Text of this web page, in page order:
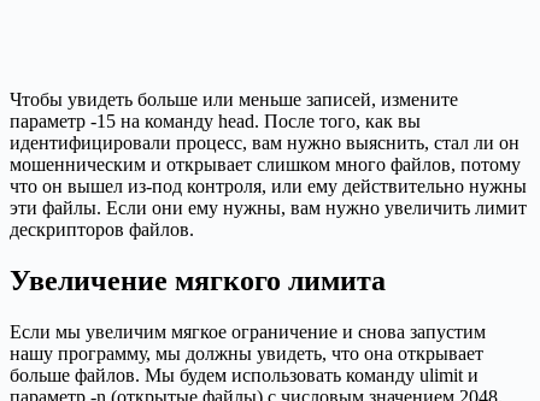
Чтобы увидеть больше или меньше записей, измените
параметр -15 на команду head. После того, как вы
идентифицировали процесс, вам нужно выяснить, стал ли он
мошенническим и открывает слишком много файлов, потому
что он вышел из-под контроля, или ему действительно нужны
эти файлы. Если они ему нужны, вам нужно увеличить лимит
дескрипторов файлов.
Увеличение мягкого лимита
Если мы увеличим мягкое ограничение и снова запустим
нашу программу, мы должны увидеть, что она открывает
больше файлов. Мы будем использовать команду ulimit и
параметр -n (открытые файлы) с числовым значением 2048.